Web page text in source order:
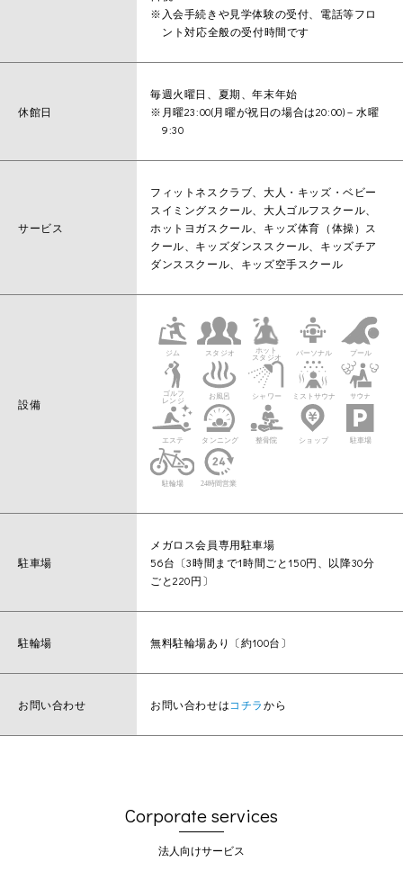
※入会手続きや見学体験の受付、電話等フロ
ント対応全般の受付時間です
休館日
毎週火曜日、夏期、年末年始
※月曜23:00(月曜が祝日の場合は20:00)－水曜
9:30
サービス
フィットネスクラブ、大人・キッズ・ベビー
スイミングスクール、大人ゴルフスクール、
ホットヨガスクール、キッズ体育（体操）ス
クール、キッズダンススクール、キッズチア
ダンススクール、キッズ空手スクール
設備
駐車場
メガロス会員専用駐車場
56台〔3時間まで1時間ごと150円、以降30分
ごと220円〕
駐輪場 無料駐輪場あり〔約100台〕
お問い合わせ お問い合わせはコチラから
Corporate services
法人向けサービス